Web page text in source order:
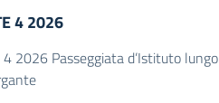
4 2026
4 2026 Passeggiata d’Istituto lungo